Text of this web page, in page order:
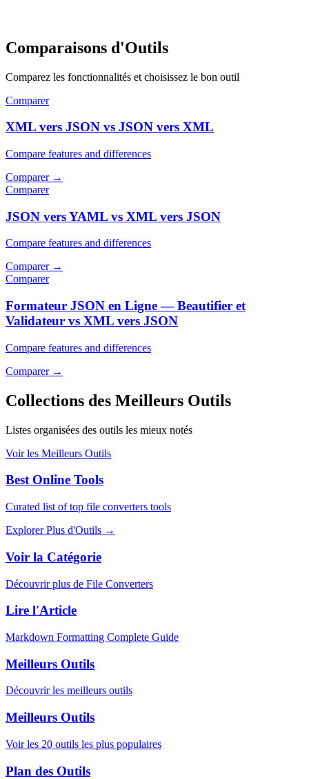
Comparaisons d'Outils
Comparez les fonctionnalités et choisissez le bon outil
Comparer
XML vers JSON vs JSON vers XML
Compare features and differences
Comparer→
Comparer
JSON vers YAML vs XML vers JSON
Compare features and differences
Comparer→
Comparer
Formateur JSON en Ligne — Beautifier et
Validateur vs XML vers JSON
Compare features and differences
Comparer→
Collections des Meilleurs Outils
Listes organisées des outils les mieux notés
Voir les Meilleurs Outils
Best Online Tools
Curated list of top file converters tools
Explorer Plus d'Outils →
Voir la Catégorie
Découvrir plus de File Converters
Lire l'Article
Markdown Formatting Complete Guide
Meilleurs Outils
Découvrir les meilleurs outils
Meilleurs Outils
Voir les 20 outils les plus populaires
Plan des Outils